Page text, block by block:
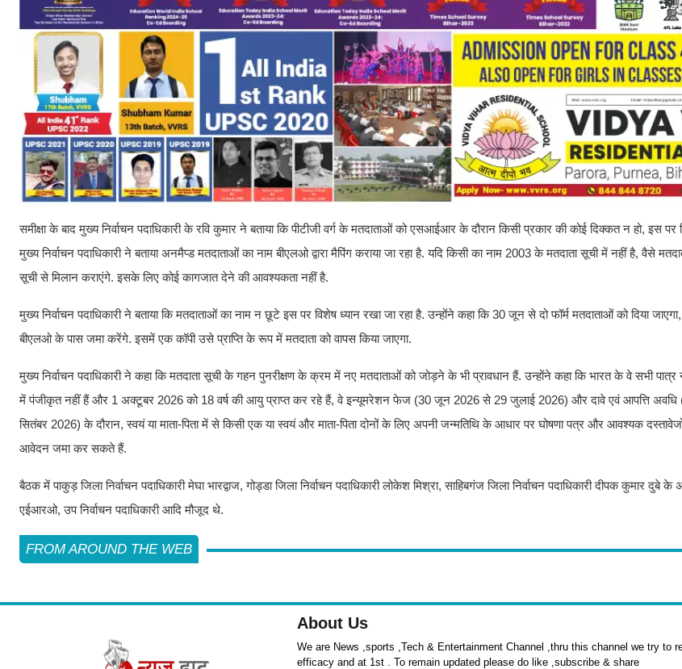
समीक्षा के बाद मुख्य निर्वाचन पदाधिकारी के रवि कुमार ने बताया कि पीटीजी वर्ग के मतदाताओं को एसआईआर के दौरान किसी प्रकार की कोई दिक्कत न हो, इस पर
मुख्य निर्वाचन पदाधिकारी ने बताया अनमैप्ड मतदाताओं का नाम बीएलओ द्वारा मैपिंग कराया जा रहा है. यदि किसी का नाम 2003 के मतदाता सूची में नहीं है, वैसे
सूची से मिलान कराएंगे. इसके लिए कोई कागजात देने की आवश्यकता नहीं है.
मुख्य निर्वाचन पदाधिकारी ने बताया कि मतदाताओं का नाम न छूटे इस पर विशेष ध्यान रखा जा रहा है. उन्होंने कहा कि 30 जून से दो फॉर्म मतदाताओं को दिया
बीएलओ के पास जमा करेंगे. इसमें एक कॉपी उसे प्राप्ति के रूप में मतदाता को वापस किया जाएगा.
मुख्य निर्वाचन पदाधिकारी ने कहा कि मतदाता सूची के गहन पुनरीक्षण के क्रम में नए मतदाताओं को जोड़ने के भी प्रावधान हैं. उन्होंने कहा कि भारत के वे सभी
में पंजीकृत नहीं हैं और 1 अक्टूबर 2026 को 18 वर्ष की आयु प्राप्त कर रहे हैं, वे इन्यूमरेशन फेज (30 जून 2026 से 29 जुलाई 2026) और दावे एवं आपत्ति
सितंबर 2026) के दौरान, स्वयं या माता-पिता में से किसी एक या स्वयं और माता-पिता दोनों के लिए अपनी जन्मतिथि के आधार पर घोषणा पत्र और आवश्यक
आवेदन जमा कर सकते हैं.
बैठक में पाकुड़ जिला निर्वाचन पदाधिकारी मेघा भारद्वाज, गोड्डा जिला निर्वाचन पदाधिकारी लोकेश मिश्रा, साहिबगंज जिला निर्वाचन पदाधिकारी दीपक कुमार
एईआरओ, उप निर्वाचन पदाधिकारी आदि मौजूद थे.
FROM AROUND THE WEB
About Us
We are News ,sports ,Tech & Entertainment Channel ,thru this channel we try to
efficacy and at 1st . To remain updated please do like ,subscribe & share